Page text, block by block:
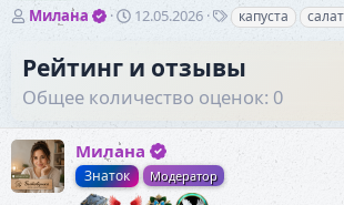
А
о
р
е
м
ы
Милана
Д
а
н
ч
а
л
а
12.05.2026
Т
и
капуста
Рейтинг и отзывы
Общее количество оценок: 0
Милана
Знаток Модератор